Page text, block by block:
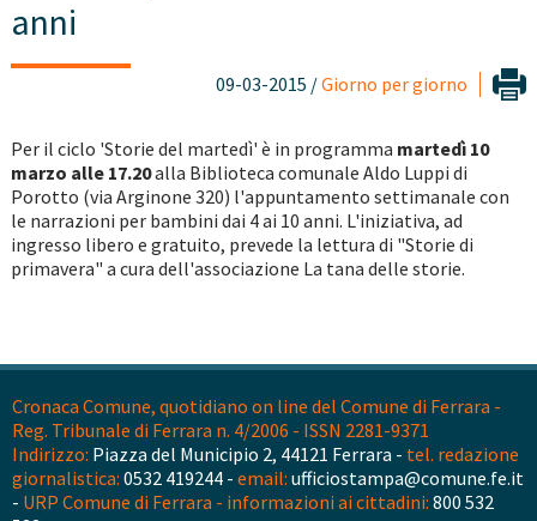
anni
09-03-2015 /Giorno per giorno
Per il ciclo 'Storie del martedì' è in programma martedì 10
marzo alle 17.20alla Biblioteca comunale Aldo Luppi di
Porotto (via Arginone 320) l'appuntamento settimanale con
le narrazioni per bambini dai 4 ai 10 anni. L'iniziativa, ad
ingresso libero e gratuito, prevede la lettura di "Storie di
primavera" a cura dell'associazione La tana delle storie.
Cronaca Comune, quotidiano on line del Comune di Ferrara -
Reg. Tribunale di Ferrara n. 4/2006 - ISSN 2281-9371
Indirizzo: Piazza del Municipio 2, 44121 Ferrara - tel. redazione
giornalistica: 0532 419244 - email: ufficiostampa@comune.fe.it
- URP Comune di Ferrara - informazioni ai cittadini: 800 532